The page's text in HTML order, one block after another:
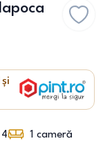
1 cameră